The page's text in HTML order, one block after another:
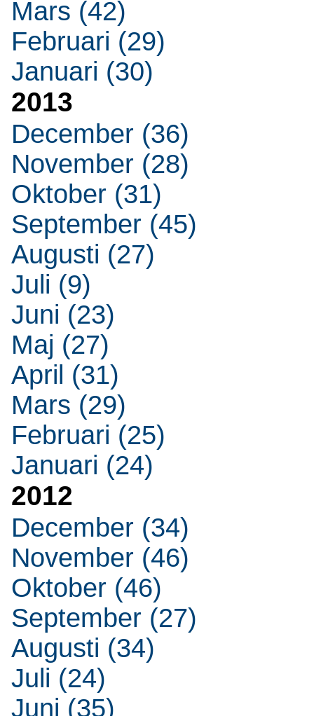
Mars (42)
Februari (29)
Januari (30)
2013
December (36)
November (28)
Oktober (31)
September (45)
Augusti (27)
Juli (9)
Juni (23)
Maj (27)
April (31)
Mars (29)
Februari (25)
Januari (24)
2012
December (34)
November (46)
Oktober (46)
September (27)
Augusti (34)
Juli (24)
Juni (35)